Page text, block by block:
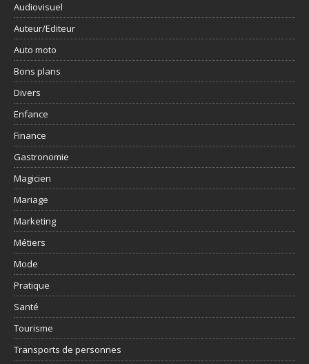
Audiovisuel
Auteur/Editeur
Auto moto
Bons plans
Divers
Enfance
Finance
Gastronomie
Magicien
Mariage
Marketing
Métiers
Mode
Pratique
Santé
Tourisme
Transports de personnes